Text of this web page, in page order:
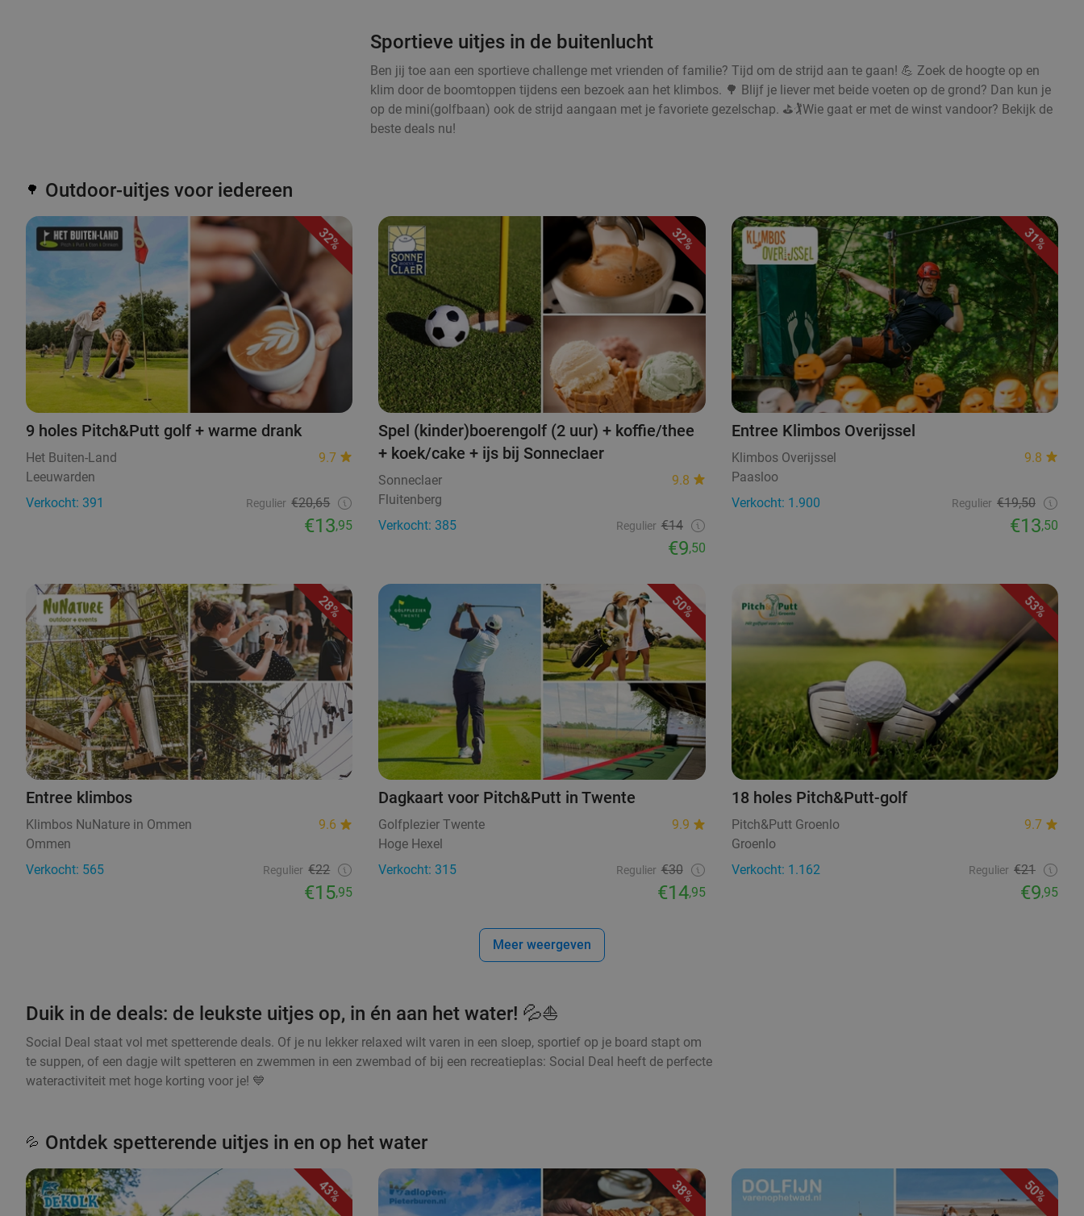
Sportieve uitjes in de buitenlucht
Ben jij toe aan een sportieve challenge met vrienden of familie? Tijd om de strijd aan te gaan! 💪 Zoek de hoogte op en
klim door de boomtoppen tijdens een bezoek aan het klimbos. 🌳 Blijf je liever met beide voeten op de grond? Dan kun je
op de mini(golfbaan) ook de strijd aangaan met je favoriete gezelschap. ⛳🏌️Wie gaat er met de winst vandoor? Bekijk de
beste deals nu!
🌳 Outdoor-uitjes voor iedereen
32%
9 holes Pitch&Putt golf + warme drank
Het Buiten-Land
9.7
Leeuwarden
Verkocht: 391
Regulier €20,65
€13,95
32%
Spel (kinder)boerengolf (2 uur) + koffie/thee
+ koek/cake + ijs bij Sonneclaer
Sonneclaer
9.8
Fluitenberg
Verkocht: 385
Regulier €14
€9,50
31%
Entree Klimbos Overijssel
Klimbos Overijssel
9.8
Paasloo
Verkocht: 1.900
Regulier €19,50
€13,50
28%
Entree klimbos
Klimbos NuNature in Ommen
9.6
Ommen
Verkocht: 565
Regulier €22
€15,95
50%
Dagkaart voor Pitch&Putt in Twente
Golfplezier Twente
9.9
Hoge Hexel
Verkocht: 315
Regulier €30
€14,95
53%
18 holes Pitch&Putt-golf
Pitch&Putt Groenlo
9.7
Groenlo
Verkocht: 1.162
Regulier €21
€9,95
Meer weergeven
Duik in de deals: de leukste uitjes op, in én aan het water! 💦⛵
Social Deal staat vol met spetterende deals. Of je nu lekker relaxed wilt varen in een sloep, sportief op je board stapt om
te suppen, of een dagje wilt spetteren en zwemmen in een zwembad of bij een recreatieplas: Social Deal heeft de perfecte
wateractiviteit met hoge korting voor je! 💙
💦 Ontdek spetterende uitjes in en op het water
43% 38% 50%